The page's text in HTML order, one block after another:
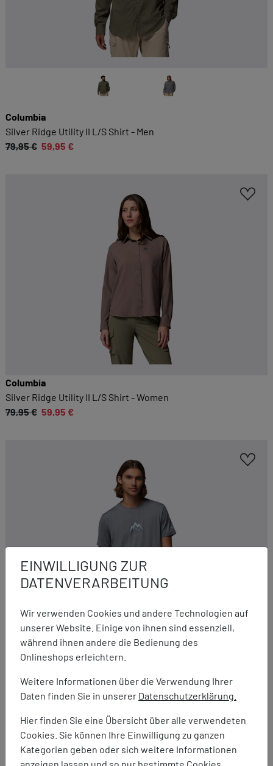
EINWILLIGUNG ZUR
DATENVERARBEITUNG
Wir verwenden Cookies und andere Technologien auf
unserer Website. Einige von ihnen sind essenziell,
während ihnen andere die Bedienung des
Onlineshops erleichtern.
Weitere Informationen über die Verwendung Ihrer
Daten finden Sie in unserer Datenschutzerklärung.
Hier finden Sie eine Übersicht über alle verwendeten
Cookies. Sie können Ihre Einwilligung zu ganzen
Kategorien geben oder sich weitere Informationen
Columbia
Silver Ridge Utility II L/S Shirt - Men
79,95 € 59,95 €
Columbia
Silver Ridge Utility II L/S Shirt - Women
79,95 € 59,95 €
39,95 € 29,95 €